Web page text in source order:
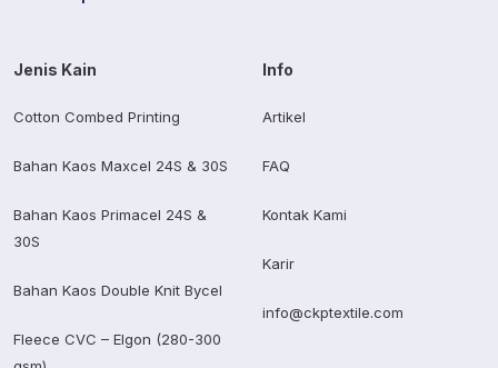
Jenis Kain
Cotton Combed Printing
Bahan Kaos Maxcel 24S & 30S
Bahan Kaos Primacel 24S &
30S
Bahan Kaos Double Knit Bycel
Fleece CVC – Elgon (280-300
Info
Artikel
FAQ
Kontak Kami
Karir
info@ckptextile.com